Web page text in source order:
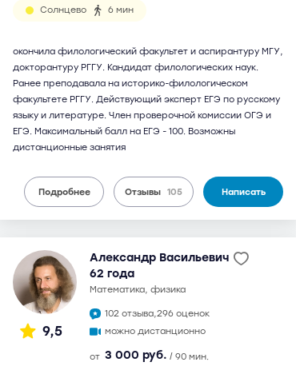
Солнцево 6 мин
окончила филологический факультет и аспирантуру МГУ,
докторантуру РГГУ. Кандидат филологических наук.
Ранее преподавала на историко-филологическом
факультете РГГУ. Действующий эксперт ЕГЭ по русскому
языку и литературе. Член проверочной комиссии ОГЭ и
ЕГЭ. Максимальный балл на ЕГЭ - 100. Возможны
дистанционные занятия
Подробнее Отзывы 105 Написать
9,5
Александр Васильевич
62 года
математика, физика
102 отзыва,296 оценок
можно дистанционно
от 3 000 руб. / 90 мин.